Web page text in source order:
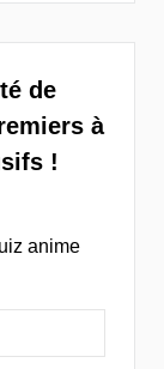
de
à
!
anime